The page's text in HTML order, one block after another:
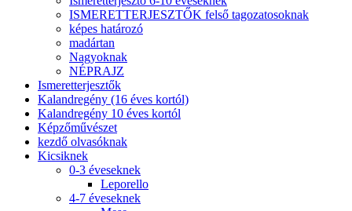
ISMERETTERJESZTŐK felső tagozatosoknak
képes határozó
madártan
Nagyoknak
NÉPRAJZ
Ismeretterjesztők
Kalandregény (16 éves kortól)
Kalandregény 10 éves kortól
Képzőművészet
kezdő olvasóknak
Kicsiknek
0-3 éveseknek
Leporello
4-7 éveseknek